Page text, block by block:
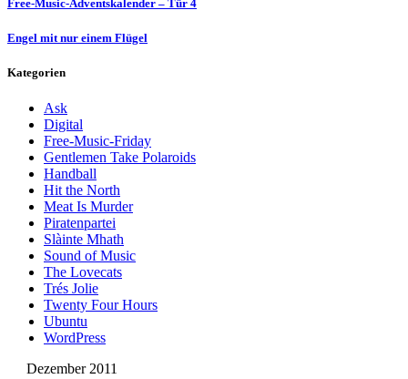
Free-Music-Adventskalender – Tür 4
Engel mit nur einem Flügel
Kategorien
Ask
Digital
Free-Music-Friday
Gentlemen Take Polaroids
Handball
Hit the North
Meat Is Murder
Piratenpartei
Slàinte Mhath
Sound of Music
The Lovecats
Trés Jolie
Twenty Four Hours
Ubuntu
WordPress
Dezember 2011